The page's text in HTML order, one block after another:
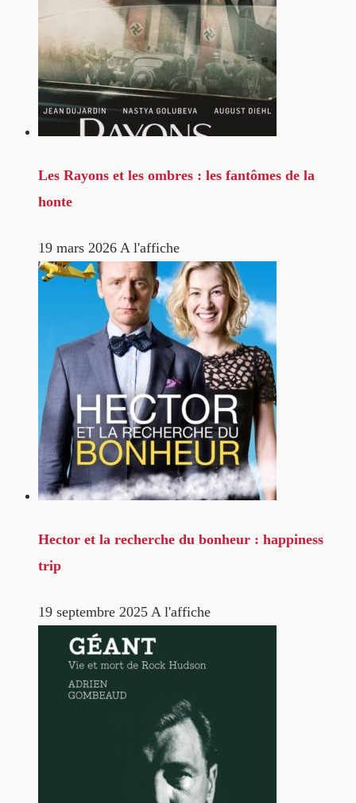
Les Rayons et les ombres : les fantômes de la
honte
19 mars 2026 A l'affiche
Hector et la recherche du bonheur : happiness
trip
19 septembre 2025 A l'affiche